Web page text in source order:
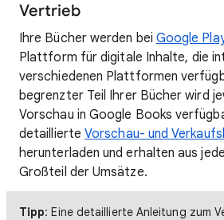
Vertrieb
Ihre Bücher werden bei Google
Plattform für digitale Inhalte, die
verschiedenen Plattformen
begrenzter Teil Ihrer Bücher wird
Vorschau in Google Books
detaillierteVorschau- und
herunterladen und erhalten aus
Großteil der Umsätze.
Tipp: Eine detaillierte Anleitung zum